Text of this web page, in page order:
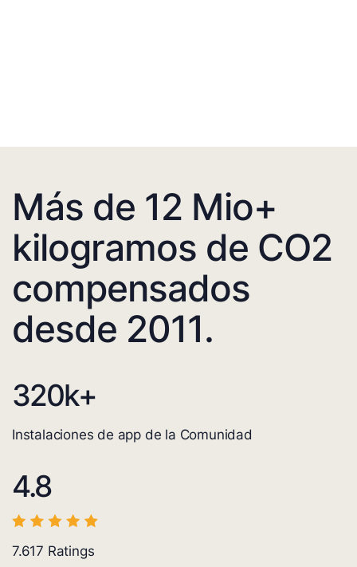
Más de 12 Mio+
kilogramos de CO2
compensados
desde 2011.
320k+
Instalaciones de app de la Comunidad
4.8
7.617 Ratings